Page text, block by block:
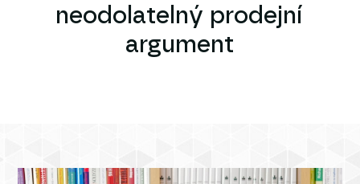
neodolatelný prodejní
argument
Video